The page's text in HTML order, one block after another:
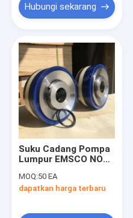
Hubungi sekarang
Suku Cadang Pompa
Lumpur EMSCO NOV
Pengeboran Minyak
7500Psi
MOQ:50 EA
dapatkan harga terbaru